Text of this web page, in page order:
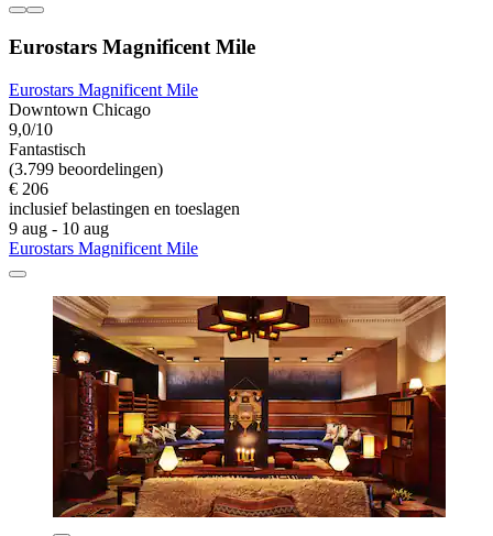
Eurostars Magnificent Mile
Eurostars Magnificent Mile
Downtown Chicago
9,0/10
Fantastisch
(3.799 beoordelingen)
€ 206
inclusief belastingen en toeslagen
9 aug - 10 aug
Eurostars Magnificent Mile